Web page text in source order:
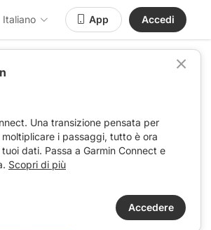
Italiano App Accedi
Una transizione pensata per
i passaggi, tutto è ora
dati. Passa a Garmin Connect e
Scopri di più
Accedere